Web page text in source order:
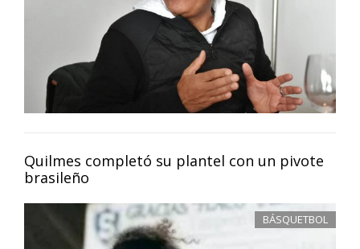
Quilmes completó su plantel con un pivote
brasileño
BÁSQUETBOL